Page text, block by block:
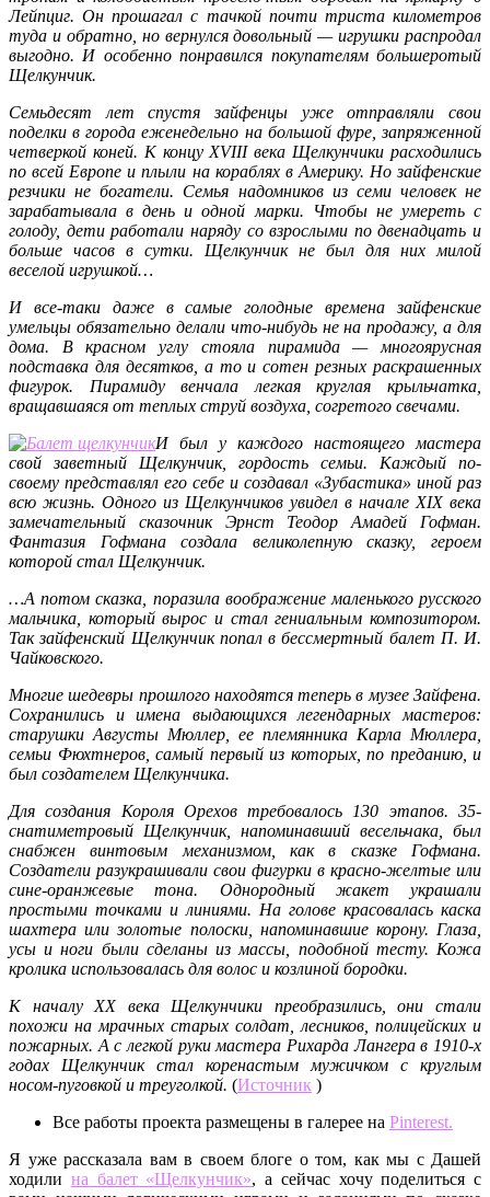
Лейпциг. Он прошагал с тачкой почти триста километров
туда и обратно, но вернулся довольный — игрушки распродал
выгодно. И особенно понравился покупателям большеротый
Щелкунчик.
Семьдесят лет спустя зайфенцы уже отправляли свои
поделки в города еженедельно на большой фуре, запряженной
четверкой коней. К концу XVIII века Щелкунчики расходились
по всей Европе и плыли на кораблях в Америку. Но зайфенские
резчики не богатели. Семья надомников из семи человек не
зарабатывала в день и одной марки. Чтобы не умереть с
голоду, дети работали наряду со взрослыми по двенадцать и
больше часов в сутки. Щелкунчик не был для них милой
веселой игрушкой…
И все-таки даже в самые голодные времена зайфенские
умельцы обязательно делали что-нибудь не на продажу, а для
дома. В красном углу стояла пирамида — многоярусная
подставка для десятков, а то и сотен резных раскрашенных
фигурок. Пирамиду венчала легкая круглая крыльчатка,
вращавшаяся от теплых струй воздуха, согретого свечами.
И был у каждого настоящего мастера
свой заветный Щелкунчик, гордость семьи. Каждый по-
своему представлял его себе и создавал «Зубастика» иной раз
всю жизнь. Одного из Щелкунчиков увидел в начале XIX века
замечательный сказочник Эрнст Теодор Амадей Гофман.
Фантазия Гофмана создала великолепную сказку, героем
которой стал Щелкунчик.
…А потом сказка, поразила воображение маленького русского
мальчика, который вырос и стал гениальным композитором.
Так зайфенский Щелкунчик попал в бессмертный балет П. И.
Чайковского.
Многие шедевры прошлого находятся теперь в музее Зайфена.
Сохранились и имена выдающихся легендарных мастеров:
старушки Августы Мюллер, ее племянника Карла Мюллера,
семьи Фюхтнеров, самый первый из которых, по преданию, и
был создателем Щелкунчика.
Для создания Короля Орехов требовалось 130 этапов. 35-
снатиметровый Щелкунчик, напоминавший весельчака, был
снабжен винтовым механизмом, как в сказке Гофмана.
Создатели разукрашивали свои фигурки в красно-желтые или
сине-оранжевые тона. Однородный жакет украшали
простыми точками и линиями. На голове красовалась каска
шахтера или золотые полоски, напоминавшие корону. Глаза,
усы и ноги были сделаны из массы, подобной тесту. Кожа
кролика использовалась для волос и козлиной бородки.
К началу XX века Щелкунчики преобразились, они стали
похожи на мрачных старых солдат, лесников, полицейских и
пожарных. А с легкой руки мастера Рихарда Лангера в 1910-х
годах Щелкунчик стал коренастым мужичком с круглым
носом-пуговкой и треуголкой. (Источник )
Все работы проекта размещены в галерее на Pinterest.
Я уже рассказала вам в своем блоге о том, как мы с Дашей
ходили на балет «Щелкунчик», а сейчас хочу поделиться с